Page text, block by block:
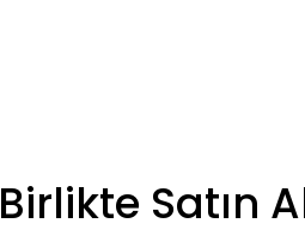
Birlikte Satın